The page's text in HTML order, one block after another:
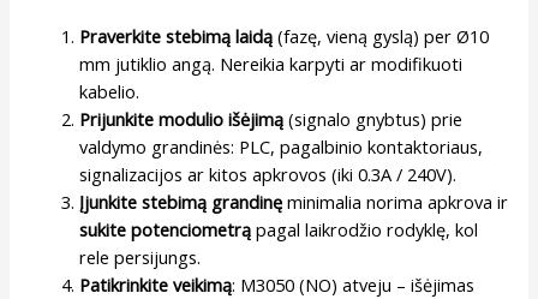
Praverkite stebimą laidą (fazę, vieną gyslą) per Ø10
mm jutiklio angą. Nereikia karpyti ar modifikuoti
kabelio.
Prijunkite modulio išėjimą (signalo gnybtus) prie
valdymo grandinės: PLC, pagalbinio kontaktoriaus,
signalizacijos ar kitos apkrovos (iki 0.3A / 240V).
Įjunkite stebimą grandinę minimalia norima apkrova ir
sukite potenciometrą pagal laikrodžio rodyklę, kol
rele persijungs.
Patikrinkite veikimą: M3050 (NO) atveju – išėjimas